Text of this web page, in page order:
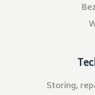
Storing,